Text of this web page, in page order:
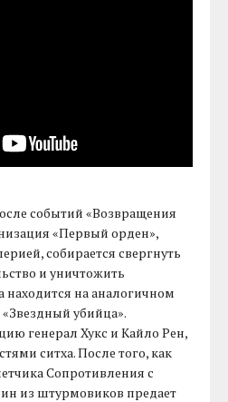
событий «Возвращения
«Первый орден»,
собирается свергнуть
и уничтожить
находится на аналогичном
убийца».
генерал Хукс и Кайло Рен,
ситха. После того, как
Сопротивления с
из штурмовиков предает